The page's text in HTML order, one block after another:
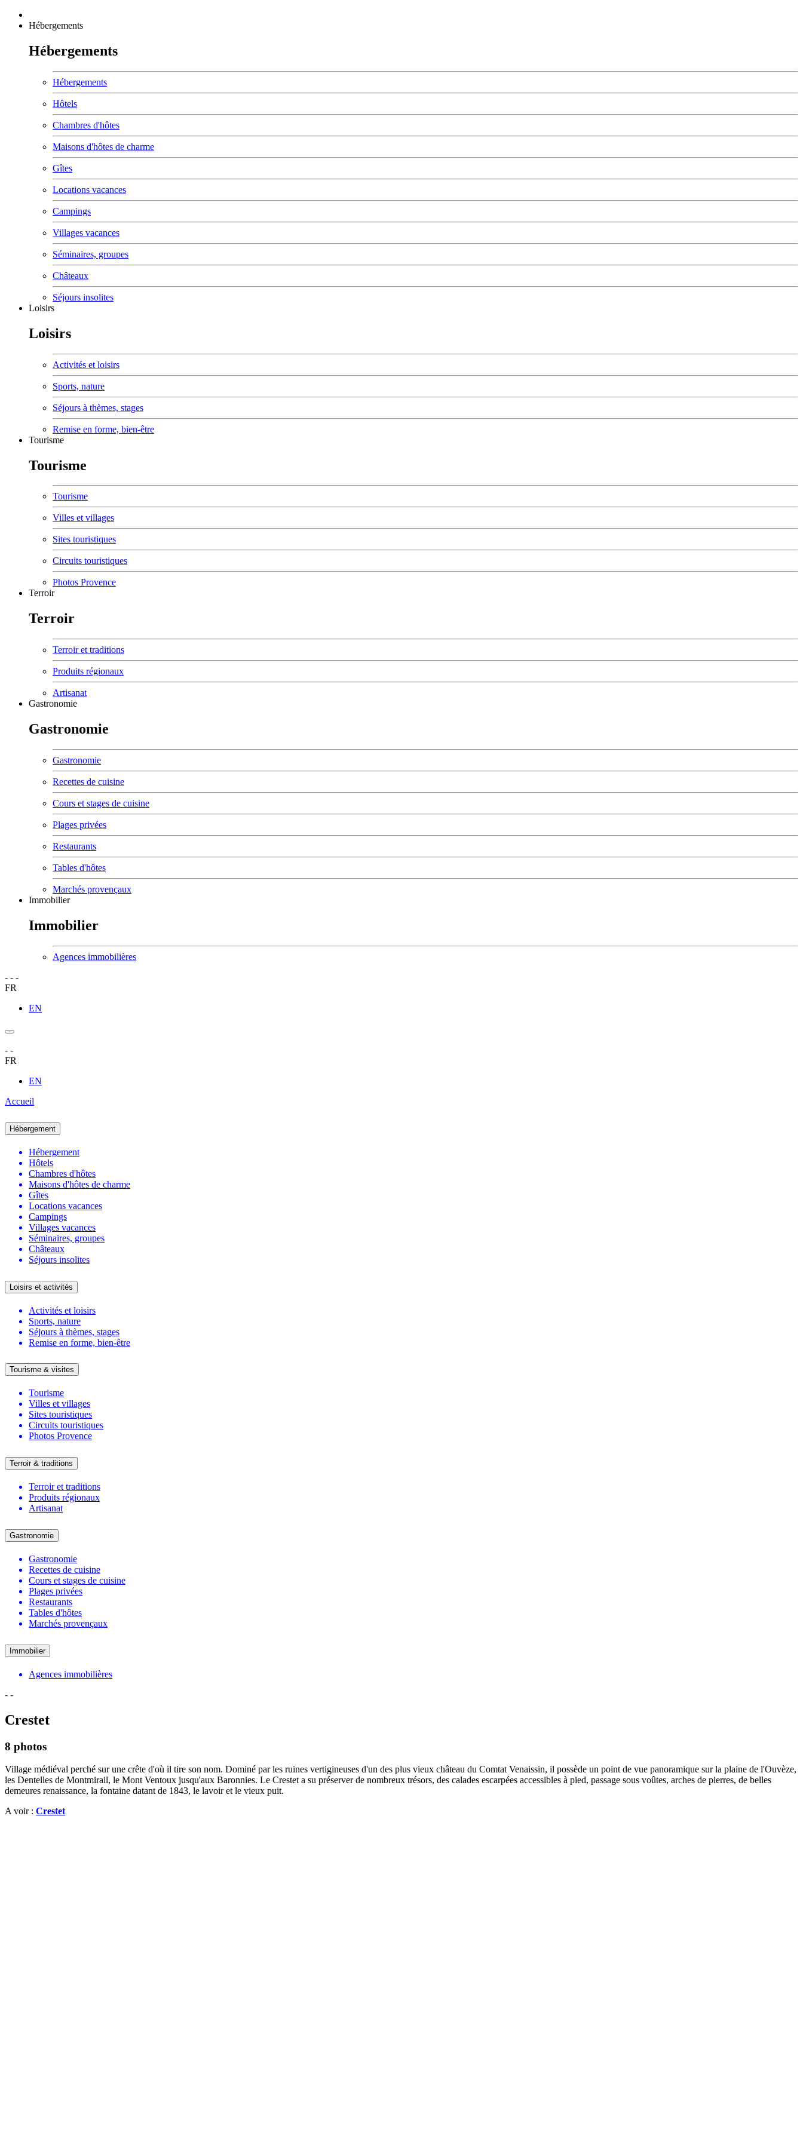
Hébergements
Hébergements
Hébergements
Hôtels
Chambres d'hôtes
Maisons d'hôtes de charme
Gîtes
Locations vacances
Campings
Villages vacances
Séminaires, groupes
Châteaux
Séjours insolites
Loisirs
Loisirs
Activités et loisirs
Sports, nature
Séjours à thèmes, stages
Remise en forme, bien-être
Tourisme
Tourisme
Tourisme
Villes et villages
Sites touristiques
Circuits touristiques
Photos Provence
Terroir
Terroir
Terroir et traditions
Produits régionaux
Artisanat
Gastronomie
Gastronomie
Gastronomie
Recettes de cuisine
Cours et stages de cuisine
Plages privées
Restaurants
Tables d'hôtes
Marchés provençaux
Immobilier
Immobilier
Agences immobilières
- - -
FR
EN
- -
FR
EN
Accueil
Hébergement
Hébergement
Hôtels
Chambres d'hôtes
Maisons d'hôtes de charme
Gîtes
Locations vacances
Campings
Villages vacances
Séminaires, groupes
Châteaux
Séjours insolites
Loisirs et activités
Activités et loisirs
Sports, nature
Séjours à thèmes, stages
Remise en forme, bien-être
Tourisme & visites
Tourisme
Villes et villages
Sites touristiques
Circuits touristiques
Photos Provence
Terroir & traditions
Terroir et traditions
Produits régionaux
Artisanat
Gastronomie
Gastronomie
Recettes de cuisine
Cours et stages de cuisine
Plages privées
Restaurants
Tables d'hôtes
Marchés provençaux
Immobilier
Agences immobilières
- -
Crestet
8 photos
Village médiéval perché sur une crête d'où il tire son nom. Dominé par les ruines vertigineuses d'un des plus vieux château du Comtat Venaissin, il possède un point de vue panoramique sur la plaine de l'Ouvèze,
les Dentelles de Montmirail, le Mont Ventoux jusqu'aux Baronnies. Le Crestet a su préserver de nombreux trésors, des calades escarpées accessibles à pied, passage sous voûtes, arches de pierres, de belles
demeures renaissance, la fontaine datant de 1843, le lavoir et le vieux puit.
A voir : Crestet